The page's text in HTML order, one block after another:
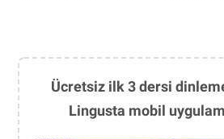
Ücretsiz ilk 3 dersi
Lingusta mobil